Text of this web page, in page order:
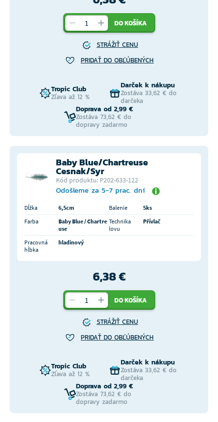
DO KOŠÍKA
STRÁŽIŤ CENU
PRIDAŤ DO OBĽÚBENÝCH
Tropic Club
Zľava až 12 %
Darček k nákupu
Zostáva 33,62 € do
darčeka
Doprava od 2,99 €
Zostáva 73,62 € do
dopravy zadarmo
Baby Blue/Chartreuse
Cesnak/Syr
Kód produktu: P202-633-122
Odošleme za 5-7 prac. dní
Dĺžka 6,5cm Balenie
5ks
Farba
Baby Blue / Chartre
use
Technika
lovu
Přívlač
Pracovná
hĺbka
hladinový
6,38 €
DO KOŠÍKA
STRÁŽIŤ CENU
PRIDAŤ DO OBĽÚBENÝCH
Tropic Club
Zľava až 12 %
Darček k nákupu
Zostáva 33,62 € do
darčeka
Doprava od 2,99 €
Zostáva 73,62 € do
dopravy zadarmo